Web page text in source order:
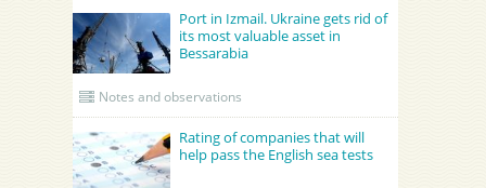
Port in Izmail. Ukraine gets rid of
its most valuable asset in
Bessarabia
Notes and observations
Rating of companies that will
help pass the English sea tests